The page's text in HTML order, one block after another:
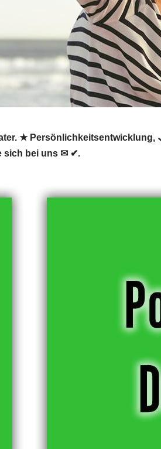
★ Persönlichkeitsentwicklung,
sich bei uns ✉ ✔.